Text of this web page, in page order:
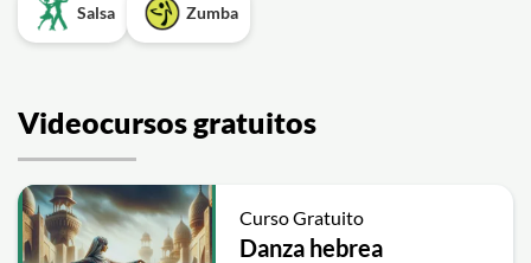
Salsa Zumba
Videocursos gratuitos
Curso Gratuito
Danza hebrea